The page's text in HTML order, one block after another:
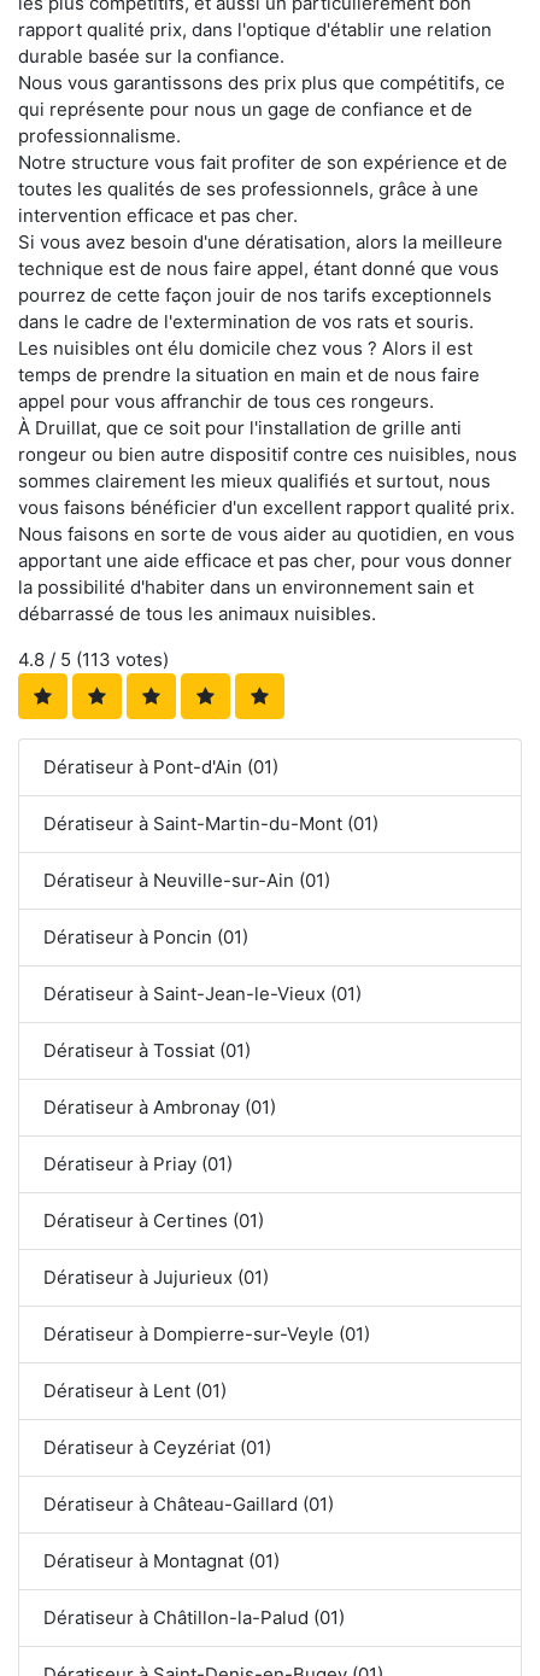
rapport qualité prix, dans l'optique d'établir une relation
durable basée sur la confiance.
Nous vous garantissons des prix plus que compétitifs, ce
qui représente pour nous un gage de confiance et de
professionnalisme.
Notre structure vous fait profiter de son expérience et de
toutes les qualités de ses professionnels, grâce à une
intervention efficace et pas cher.
Si vous avez besoin d'une dératisation, alors la meilleure
technique est de nous faire appel, étant donné que vous
pourrez de cette façon jouir de nos tarifs exceptionnels
dans le cadre de l'extermination de vos rats et souris.
Les nuisibles ont élu domicile chez vous ? Alors il est
temps de prendre la situation en main et de nous faire
appel pour vous affranchir de tous ces rongeurs.
À Druillat, que ce soit pour l'installation de grille anti
rongeur ou bien autre dispositif contre ces nuisibles, nous
sommes clairement les mieux qualifiés et surtout, nous
vous faisons bénéficier d'un excellent rapport qualité prix.
Nous faisons en sorte de vous aider au quotidien, en vous
apportant une aide efficace et pas cher, pour vous donner
la possibilité d'habiter dans un environnement sain et
débarrassé de tous les animaux nuisibles.
4.8 / 5 (113 votes)
Dératiseur à Pont-d'Ain (01)
Dératiseur à Saint-Martin-du-Mont (01)
Dératiseur à Neuville-sur-Ain (01)
Dératiseur à Poncin (01)
Dératiseur à Saint-Jean-le-Vieux (01)
Dératiseur à Tossiat (01)
Dératiseur à Ambronay (01)
Dératiseur à Priay (01)
Dératiseur à Certines (01)
Dératiseur à Jujurieux (01)
Dératiseur à Dompierre-sur-Veyle (01)
Dératiseur à Lent (01)
Dératiseur à Ceyzériat (01)
Dératiseur à Château-Gaillard (01)
Dératiseur à Montagnat (01)
Dératiseur à Châtillon-la-Palud (01)